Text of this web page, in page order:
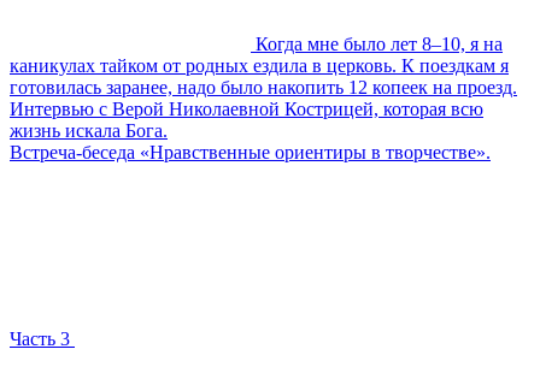
Когда мне было лет 8–10, я на
каникулах тайком от родных ездила в церковь. К поездкам я
готовилась заранее, надо было накопить 12 копеек на проезд.
Интервью с Верой Николаевной Кострицей, которая всю
жизнь искала Бога.
Встреча-беседа «Нравственные ориентиры в творчестве».
Часть 3